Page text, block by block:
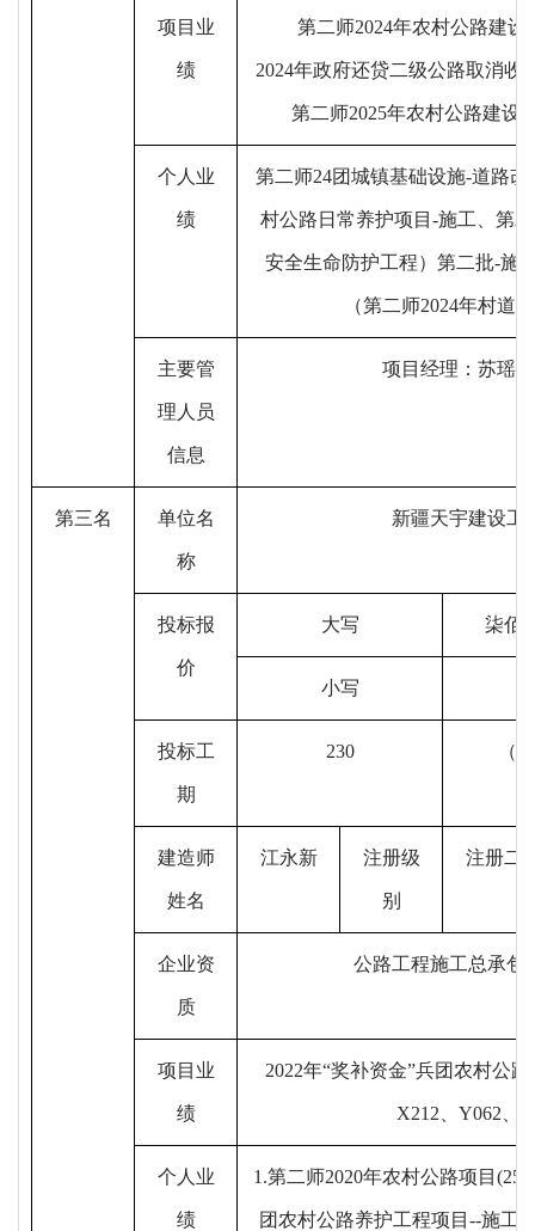
项目业
绩
第二师2024年农村公路建设
2024年政府还贷二级公路取消收
第二师2025年农村公路建设
个 人业
绩
第二师24团城镇基础设施-道路改
村公路日常养护项目 -施工、第
安全生命防护工程）第二批-施
（第二师2024年村道
主要管
理人员
信息
项目经理： 苏瑶茹
第三名 单位名
称
新疆天宇建设工
投标报
价
大写 柒佰
小写
投标工
期
230 （
建造师
姓名
江永新 注册级
别
注册二
企业资
质
公路工程施工总承包
项目业
绩
2022年“奖补资金”兵团农村公
X212 Y062
个 人业
绩
1.第二师2020年农村公路项目 (25
团农村公路养护工程项目 --施工